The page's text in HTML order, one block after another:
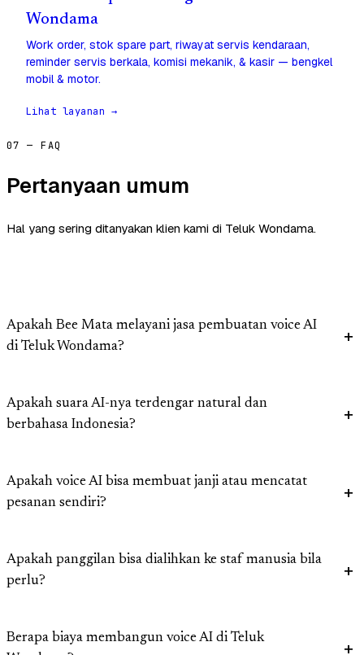
Wondama
Work order, stok spare part, riwayat servis kendaraan,
reminder servis berkala, komisi mekanik, & kasir — bengkel
mobil & motor.
Lihat layanan →
07 — FAQ
Pertanyaan umum
Hal yang sering ditanyakan klien kami di Teluk Wondama.
Apakah Bee Mata melayani jasa pembuatan voice AI
di Teluk Wondama?
Apakah suara AI-nya terdengar natural dan
berbahasa Indonesia?
Apakah voice AI bisa membuat janji atau mencatat
pesanan sendiri?
Apakah panggilan bisa dialihkan ke staf manusia bila
perlu?
Berapa biaya membangun voice AI di Teluk